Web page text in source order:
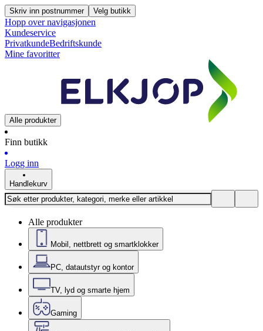
Skriv inn postnummer Velg butikk
Hopp over navigasjonen
Kundeservice
PrivatkundeBedriftskunde
Mine favoritter
Alle produkter
Finn butikk
Logg inn
Handlekurv
Alle produkter
Mobil, nettbrett og smartklokker
PC, datautstyr og kontor
TV, lyd og smarte hjem
Gaming